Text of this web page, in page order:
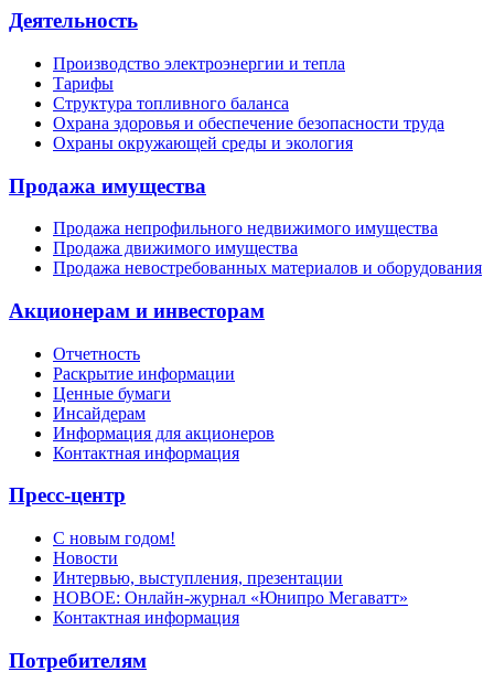
Деятельность
Производство электроэнергии и тепла
Тарифы
Структура топливного баланса
Охрана здоровья и обеспечение безопасности труда
Охраны окружающей среды и экология
Продажа имущества
Продажа непрофильного недвижимого имущества
Продажа движимого имущества
Продажа невостребованных материалов и оборудования
Акционерам и инвесторам
Отчетность
Раскрытие информации
Ценные бумаги
Инсайдерам
Информация для акционеров
Контактная информация
Пресс-центр
С новым годом!
Новости
Интервью, выступления, презентации
НОВОЕ: Онлайн-журнал «Юнипро Мегаватт»
Контактная информация
Потребителям